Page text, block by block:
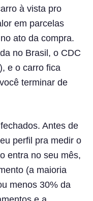
à vista pro
em parcelas
ato da compra.
no Brasil, o CDC
e o carro fica
terminar de
Antes de
perfil pra medir o
entra no seu mês,
(a maioria
menos 30% da